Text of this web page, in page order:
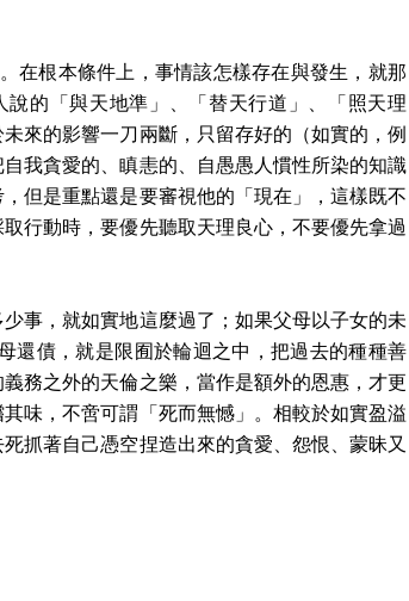
在根本條件上，事情該怎樣存在與發生，就那
的「與天地準」、「替天行道」、「照天理
來的影響一刀兩斷，只留存好的（如實的，例
我貪愛的、瞋恚的、自愚愚人慣性所染的知識
但是重點還是要審視他的「現在」，這樣既不
行動時，要優先聽取天理良心，不要優先拿過
事，就如實地這麼過了；如果父母以子女的未
還債，就是限囿於輪迴之中，把過去的種種善
務之外的天倫之樂，當作是額外的恩惠，才更
味，不啻可謂「死而無憾」。相較於如實盈溢
抓著自己憑空捏造出來的貪愛、怨恨、蒙昧又